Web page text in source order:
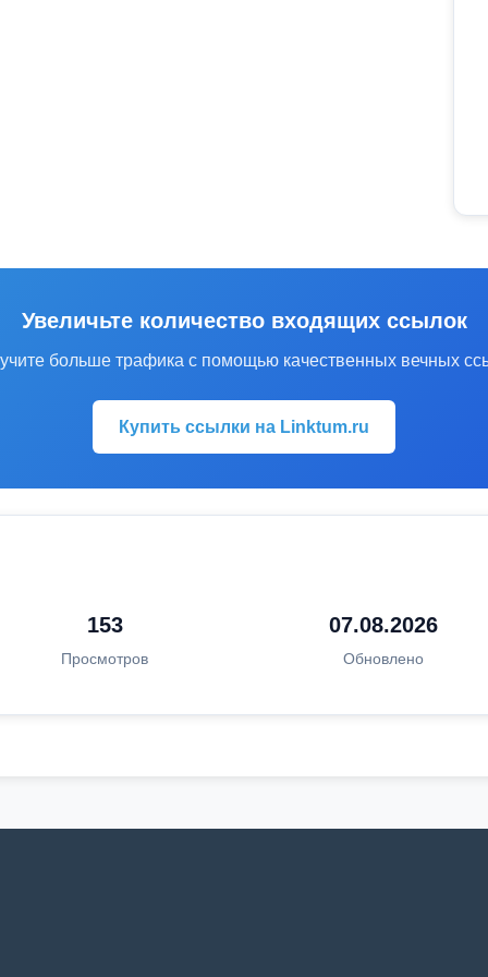
Увеличьте количество входящих ссылок
больше трафика с помощью качественных вечных
Купить ссылки на Linktum.ru
153
Просмотров
07.08.2026
Обновлено